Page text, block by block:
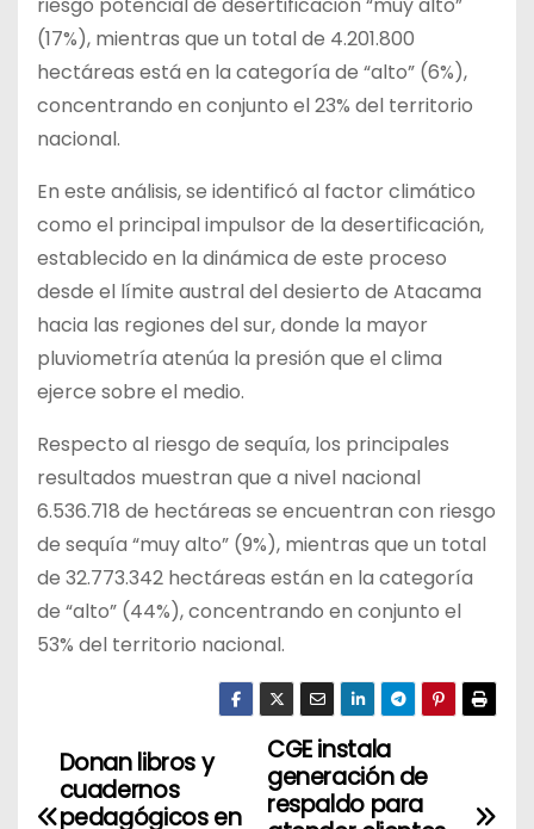
(17%), mientras que un total de 4.201.800
hectáreas está en la categoría de “alto” (6%),
concentrando en conjunto el 23% del territorio
nacional.
En este análisis, se identificó al factor climático
como el principal impulsor de la desertificación,
establecido en la dinámica de este proceso
desde el límite austral del desierto de Atacama
hacia las regiones del sur, donde la mayor
pluviometría atenúa la presión que el clima
ejerce sobre el medio.
Respecto al riesgo de sequía, los principales
resultados muestran que a nivel nacional
6.536.718 de hectáreas se encuentran con riesgo
de sequía “muy alto” (9%), mientras que un total
de 32.773.342 hectáreas están en la categoría
de “alto” (44%), concentrando en conjunto el
53% del territorio nacional.
N
a
CGE instala
generación de
respaldo para
Donan libros y
cuadernos
pedagógicos en